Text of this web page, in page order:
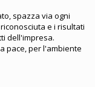
spazza via ogni
e i risultati
dell'impresa.
pace, per l'ambiente